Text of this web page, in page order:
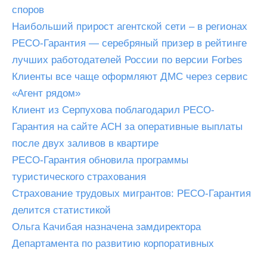
споров
Наибольший прирост агентской сети – в регионах
РЕСО-Гарантия — серебряный призер в рейтинге
лучших работодателей России по версии Forbes
Клиенты все чаще оформляют ДМС через сервис
«Агент рядом»
Клиент из Серпухова поблагодарил РЕСО-
Гарантия на сайте АСН за оперативные выплаты
после двух заливов в квартире
РЕСО-Гарантия обновила программы
туристического страхования
Страхование трудовых мигрантов: РЕСО-Гарантия
делится статистикой
Ольга Качибая назначена замдиректора
Департамента по развитию корпоративных